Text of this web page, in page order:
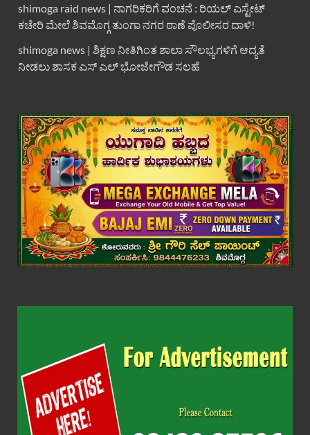
shimoga raid news | ನಾಗರಿಕರಿಗೆ ವಂಚನೆ : ರಿಯಲ್ ಎಸ್ಟೇಟ್
ಕಚೇರಿ ಮೇಲೆ ಶಿವಮೊಗ್ಗ ತುಂಗಾ ನಗರ ಠಾಣೆ ಪೊಲೀಸರ ದಾಳಿ!
shimoga news | ಶಿಕ್ಷಣ ನೀತಿಗಿಂತ ಶಾಲಾ ಸೌಲಭ್ಯಗಳಿಗೆ ಆದ್ಯತೆ
ನೀಡಲು ಶಾಸಕ ಎಸ್ ಎಲ್ ಭೋಜೇಗೌಡ ಸಲಹೆ